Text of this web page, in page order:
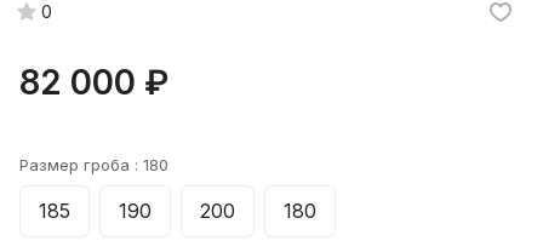
0
82 000 ₽
Размер гроба : 180
185 190 200 180